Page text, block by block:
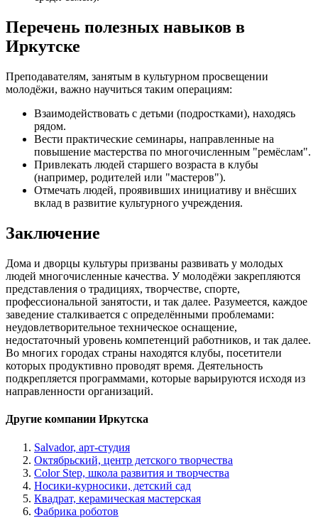
Перечень полезных навыков в
Иркутске
Преподавателям, занятым в культурном просвещении
молодёжи, важно научиться таким операциям:
Взаимодействовать с детьми (подростками), находясь
рядом.
Вести практические семинары, направленные на
повышение мастерства по многочисленным "ремёслам".
Привлекать людей старшего возраста в клубы
(например, родителей или "мастеров").
Отмечать людей, проявивших инициативу и внёсших
вклад в развитие культурного учреждения.
Заключение
Дома и дворцы культуры призваны развивать у молодых
людей многочисленные качества. У молодёжи закрепляются
представления о традициях, творчестве, спорте,
профессиональной занятости, и так далее. Разумеется, каждое
заведение сталкивается с определёнными проблемами:
неудовлетворительное техническое оснащение,
недостаточный уровень компетенций работников, и так далее.
Во многих городах страны находятся клубы, посетители
которых продуктивно проводят время. Деятельность
подкрепляется программами, которые варьируются исходя из
направленности организаций.
Другие компании Иркутска
Salvador, арт-студия
Октябрьский, центр детского творчества
Color Step, школа развития и творчества
Носики-курносики, детский сад
Квадрат, керамическая мастерская
Фабрика роботов